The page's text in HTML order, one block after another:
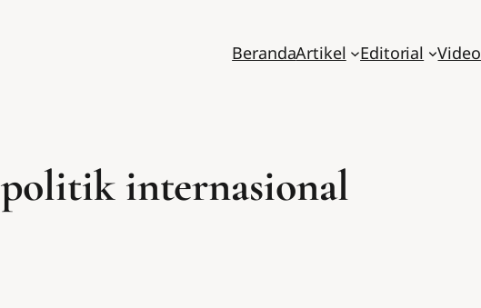
BerandaArtikel Editorial Video
politik internasional